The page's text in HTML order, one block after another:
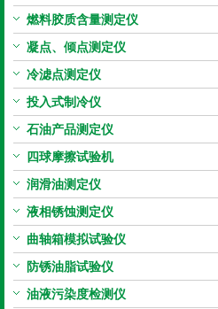
燃料胶质含量测定仪
凝点、倾点测定仪
冷滤点测定仪
投入式制冷仪
石油产品测定仪
四球摩擦试验机
润滑油测定仪
液相锈蚀测定仪
曲轴箱模拟试验仪
防锈油脂试验仪
油液污染度检测仪